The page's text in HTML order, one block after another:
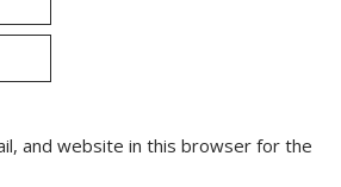
and website in this browser for the